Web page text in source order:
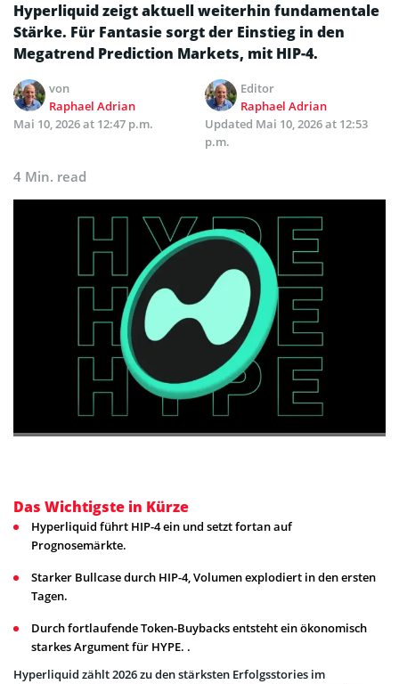
Hyperliquid zeigt aktuell weiterhin fundamentale
Stärke. Für Fantasie sorgt der Einstieg in den
Megatrend Prediction Markets, mit HIP-4.
von
Raphael Adrian
Editor
Raphael Adrian
Mai 10, 2026 at 12:47 p.m.
Updated Mai 10, 2026 at 12:53
p.m.
4 Min. read
Das Wichtigste in Kürze
Hyperliquid führt HIP-4 ein und setzt fortan auf
Prognosemärkte.
Starker Bullcase durch HIP-4, Volumen explodiert in den ersten
Tagen.
Durch fortlaufende Token-Buybacks entsteht ein ökonomisch
starkes Argument für HYPE. .
Hyperliquid zählt 2026 zu den stärksten Erfolgsstories im